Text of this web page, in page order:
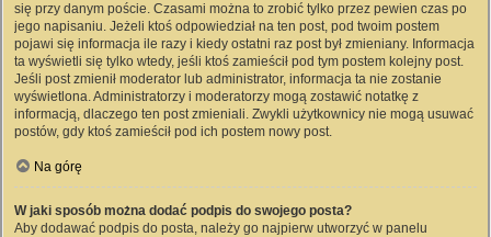
się przy danym poście. Czasami można to zrobić tylko przez pewien czas po
jego napisaniu. Jeżeli ktoś odpowiedział na ten post, pod twoim postem
pojawi się informacja ile razy i kiedy ostatni raz post był zmieniany. Informacja
ta wyświetli się tylko wtedy, jeśli ktoś zamieścił pod tym postem kolejny post.
Jeśli post zmienił moderator lub administrator, informacja ta nie zostanie
wyświetlona. Administratorzy i moderatorzy mogą zostawić notatkę z
informacją, dlaczego ten post zmieniali. Zwykli użytkownicy nie mogą usuwać
postów, gdy ktoś zamieścił pod ich postem nowy post.
Na górę
W jaki sposób można dodać podpis do swojego posta?
Aby dodawać podpis do posta, należy go najpierw utworzyć w panelu